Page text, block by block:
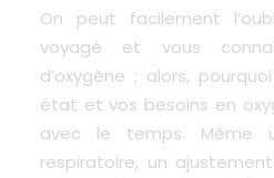
On peut facilement
voyagé et vous
d’oxygène ; alors,
état et vos besoins en
avec le temps. Même
respiratoire, un